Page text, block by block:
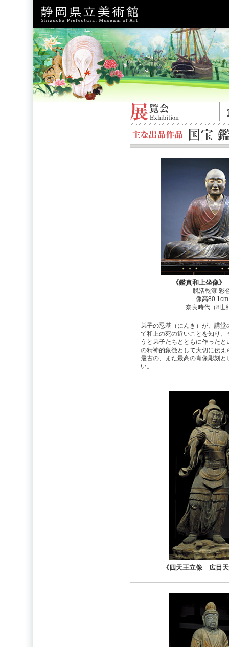
《鑑真和上坐像》
脱活乾漆 彩
像高80.1cm
奈良時代（8世
弟子の忍基（にんき）が、講堂
て和上の死の近いことを知り、
うと弟子たちとともに作ったと
の精神的象徴として大切に伝え
最古の、また最高の肖像彫刻と
い。
《四天王立像 広目